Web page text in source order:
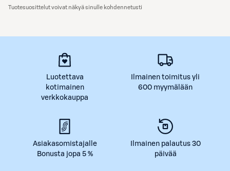
Tuotesuosittelut voivat näkyä sinulle kohdennetusti
Luotettava
kotimainen
verkkokauppa
Ilmainen toimitus yli
600 myymälään
Asiakasomistajalle
Bonusta jopa 5 %
Ilmainen palautus 30
päivää